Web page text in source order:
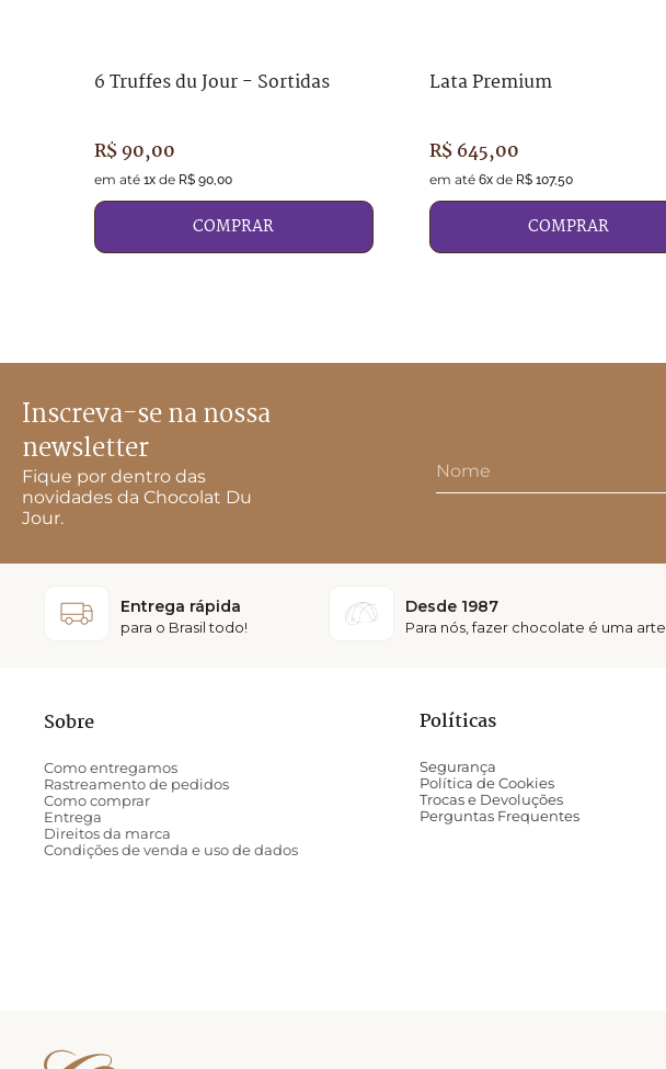
6 Truffes du Jour - Sortidas
R$90,00
em até 1xde R$ 90,00
COMPRAR
Lata Premium
R$ 645,00
em até 6xde R$ 107,50
COMPRAR
Inscreva-se na nossa
newsletter
Fique por dentro das
novidades da Chocolat Du
Jour.
Entrega rápida
para o Brasil todo!
Desde 1987
Para nós, fazer chocolate é uma arte
Sobre
Como entregamos
Rastreamento de pedidos
Como comprar
Entrega
Direitos da marca
Condições de venda e uso de dados
Políticas
Segurança
Política de Cookies
Trocas e Devoluções
Perguntas Frequentes